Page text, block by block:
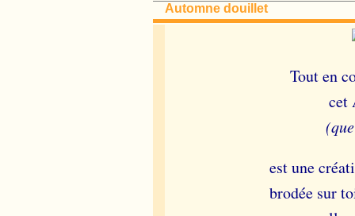
Automne douillet
Tout en
cet
est une
brodée sur